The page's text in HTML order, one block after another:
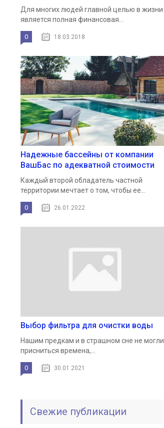
Для многих людей главной целью в жизни
является полная финансовая...
0 18.03.2018
Надежные бассейны от компании
ВашБас по адекватной стоимости
Каждый второй обладатель частной
территории мечтает о том, чтобы ее...
0 26.01.2022
Выбор фильтра для очистки воды
Нашим предкам и в страшном сне не могли
присниться времена,...
0 30.01.2021
Свежие публикации